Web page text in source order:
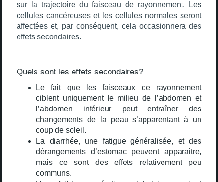
sur la trajectoire du faisceau de rayonnement. Les
cellules cancéreuses et les cellules normales seront
affectées et, par conséquent, cela occasionnera des
effets secondaires.
Quels sont les effets secondaires?
Le fait que les faisceaux de rayonnement
ciblent uniquement le milieu de l’abdomen et
l’abdomen inférieur peut entraîner des
changements de la peau s’apparentant à un
coup de soleil.
La diarrhée, une fatigue généralisée, et des
dérangements d’estomac peuvent apparaitre,
mais ce sont des effets relativement peu
communs.